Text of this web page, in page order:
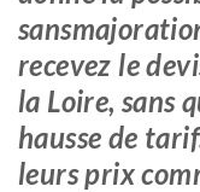
recevez le
la Loire, sans
hausse de
leurs prix